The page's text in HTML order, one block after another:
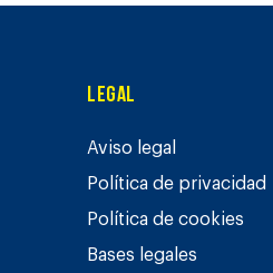
Legal
Aviso legal
Política de privacidad
Política de cookies
Bases legales